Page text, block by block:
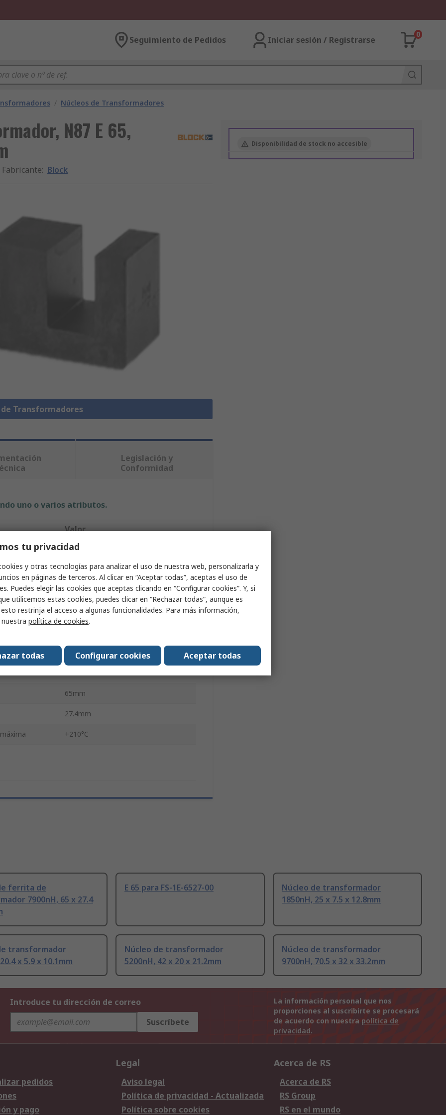
Seguimiento de Pedidos Iniciar sesión / Registrarse
0
/ Núcleos de Transformadores
N87 E 65,
Fabricante: Block
Transformadores
Disponibilidad de stock no accesible
Legislación y
Conformidad
uno o varios atributos.
Valor
Block
E 65
Reactores, Transformadores
65 x 27.4 x 32.8mm
N87
65mm
27.4mm
+210°C
ferrita de
7900nH, 65 x 27.4
E 65 para FS-1E-6527-00
Núcleo de transformador
1850nH, 25 x 7.5 x 12.8mm
transformador
x 5.9 x 10.1mm
Núcleo de transformador
5200nH, 42 x 20 x 21.2mm
Núcleo de transformador
9700nH, 70.5 x 32 x 33.2mm
Introduce tu dirección de correo
Suscríbete
La información personal que nos
proporciones al suscribirte se procesará
de acuerdo con nuestra política de
privacidad.
pedidos
y pago
Legal
Aviso legal
Política de privacidad - Actualizada
Política sobre cookies
Acerca de RS
Acerca de RS
RS Group
RS en el mundo
tu privacidad
y otras tecnologías para analizar el uso de nuestra web, personalizarla y
en páginas de terceros. Al clicar en “Aceptar todas”, aceptas el uso de
Puedes elegir las cookies que aceptas clicando en “Configurar cookies”. Y, si
utilicemos estas cookies, puedes clicar en “Rechazar todas”, aunque es
restrinja el acceso a algunas funcionalidades. Para más información,
política de cookies.
Aceptar todas
Configurar cookies
todas